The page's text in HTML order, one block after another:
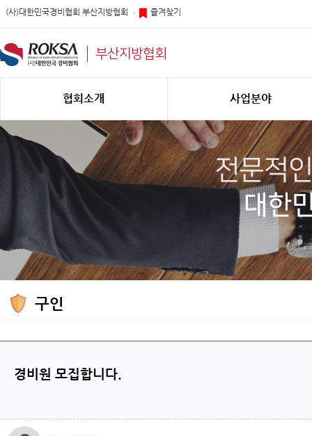
(사)대한민국경비협회 부산지방협회 즐겨찾기
부산지방협회
협회소개 사업분야
구인
경비원 모집합니다.